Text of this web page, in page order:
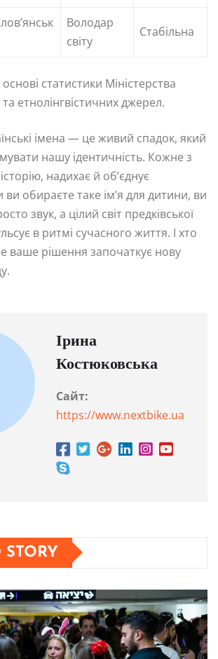
Володар
світу
Стабільна
статистики Міністерства
та етнолінгвістичних джерел.
імена — це живий спадок, який
нашу ідентичність. Кожне з
надихає й об’єднує
ви обираєте таке ім’я для дитини, ви
звук, а цілий світ предківської
в ритмі сучасного життя. І хто
ваше рішення започаткує нову
Ірина
Костюковська
Сайт:
https://www.nextbike.ua
STORY